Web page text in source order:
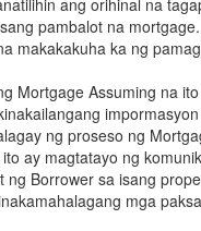
pambalot na
makakakuha ka ng
Mortgage Assuming na
ng proseso ng
ay magtatayo ng
ng Borrower sa isang
mga